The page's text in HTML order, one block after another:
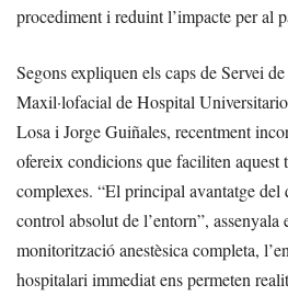
procediment i reduint l’impacte per al
Segons expliquen els caps de Servei
Maxil·lofacial de Hospital
Losa i Jorge Guiñales, recentment
ofereix condicions que faciliten aquest
complexes. “El principal avantatge
control absolut de l’entorn”,
monitorització anestèsica completa,
hospitalari immediat ens permeten